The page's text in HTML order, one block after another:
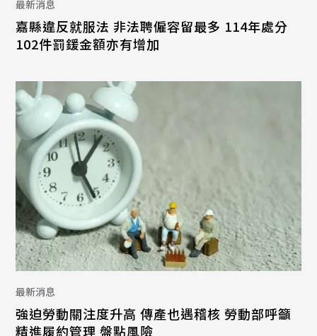
最新消息
嘉縣違反就服法 非法聘僱容留最多 114年處分
102件罰鍰金額亦有增加
最新消息
強迫勞動關注度升高 傳產也遇稽核 勞動部呼籲
精進履約管理 盤點風險